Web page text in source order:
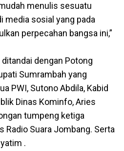
menulis sesuatu
media sosial yang pada
perpecahan bangsa ini,”
dengan Potong
Sumrambah yang
PWI, Sutono Abdila, Kabid
Dinas Kominfo, Aries
tumpeng ketiga
Radio Suara Jombang. Serta
.